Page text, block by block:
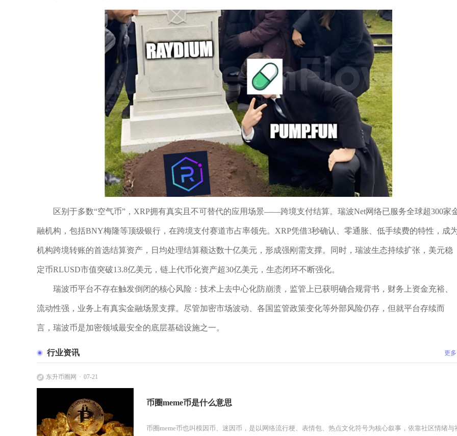
区别于多数“空气币”，XRP拥有真实且不可替代的应用场景——跨境支付结算。瑞波Net网络已服务全球超300家
融机构，包括BNY梅隆等顶级银行，在跨境支付赛道市占率领先。XRP凭借3秒确认、零通胀、低手续费的特性，成
机构跨境转账的首选结算资产，日均处理结算额达数十亿美元，形成强刚需支撑。同时，瑞波生态持续扩张，美元稳
定币RLUSD市值突破13.8亿美元，链上代币化资产超30亿美元，生态闭环不断强化。
瑞波币平台不存在触发倒闭的核心风险：技术上去中心化防崩溃，监管上已获明确合规背书，财务上资金充裕、
流动性强，业务上有真实金融场景支撑。尽管加密市场波动、各国监管政策变化等外部风险仍存，但就平台存续而
言，瑞波币是加密领域最安全的底层基础设施之一。
行业资讯 更
东升币圈网 07-21
币圈meme币是什么意思
币圈meme币也叫模因币、迷因币，是以网络流行梗、表情包、热点文化符号为核心叙事，依靠社区情绪与